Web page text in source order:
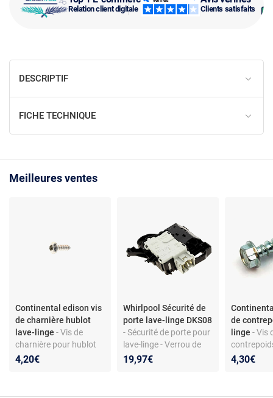
Relation client digitale Clients satisfaits
DESCRIPTIF
FICHE TECHNIQUE
Meilleures ventes
Continental edison vis
de charnière hublot
lave-linge - Vis de
charnière pour hublot
de lave-linge - Acier
4,20€
Whirlpool Sécurité de
porte lave-linge DKS08
- Sécurité de porte pour
lave-linge - Verrou de
hublot DKS08
19,97€
de
linge- Vis
sèche-
4,30€